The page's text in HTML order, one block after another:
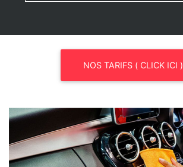
NOS TARIFS ( CLICK ICI )